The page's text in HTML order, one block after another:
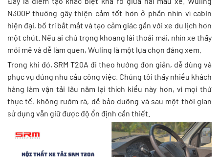
N300P thường gây thiện cảm tốt hơn ở phần nhìn vì cabin
hiện đại, bố trí bắt mắt và tạo cảm giác gần với xe du lịch hơn
một chút. Nếu ai chú trọng khoang lái thoải mái, nhìn xe thấy
mới mẻ và dễ làm quen, Wuling là một lựa chọn đáng xem.
Trong khi đó, SRM T20A đi theo hướng đơn giản, dễ dùng và
phục vụ đúng nhu cầu công việc. Chúng tôi thấy nhiều khách
hàng làm vận tải lâu năm lại thích kiểu này hơn, vì mọi thứ
thực tế, không rườm rà, dễ bảo dưỡng và sau một thời gian
sử dụng vẫn giữ được độ ổn định cần thiết.